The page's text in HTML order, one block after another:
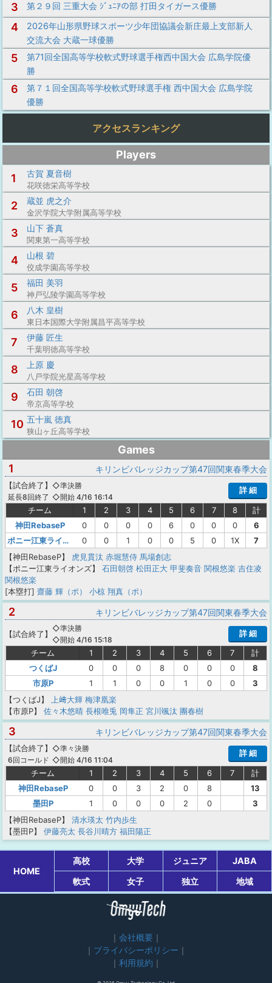
3 第２９回 三重大会 ｼﾞｭﾆｱの部 打田タイガース優勝
4
2026年山形県野球スポーツ少年団協議会新庄最上支部新人
交流大会 大蔵一球優勝
5
第71回全国高等学校軟式野球選手権西中国大会 広島学院優
勝
6
第７１回全国高等学校軟式野球選手権 西中国大会 広島学院
優勝
アクセスランキング
Players
1
古賀 夏音樹
花咲徳栄高等学校
2 蔵並 虎之介
金沢学院大学附属高等学校
3 山下 蒼真
関東第一高等学校
4 山根 碧
佼成学園高等学校
5 福田 美羽
神戸弘陵学園高等学校
6 八木 皇樹
東日本国際大学附属昌平高等学校
7 伊藤 匠生
千葉明徳高等学校
8 上原 慶
八戸学院光星高等学校
9 石田 朝啓
帝京高等学校
10 五十嵐 徳真
狭山ヶ丘高等学校
Games
1
キリンビバレッジカップ第47回関東春季大会
【試合終了 】
延長8回終了
◇準決勝
◇開始 4/16 16:14
詳 細
チーム 1 2 3 4 5 6 7 8
計
神田RebaseP
0 0 0 0 6 0 0 0
6
ポニー江東ライオンズ
0 0 1 0 0 5 0 1X
7
【神田RebaseP】
虎見貫汰 赤堀慧侍 馬場創志
【ポニー江東ライオンズ】
石田朝啓 松田正大 甲斐奏音 関根悠楽 吉住凌
関根悠楽
[本塁打] 齋藤 輝（ポ） 小椋 翔真（ポ）
2 キリンビバレッジカップ第47回関東春季大会
【試合終了 】
◇準決勝
◇開始 4/16 15:18
詳 細
チーム 1 2 3 4 5 6 7
計
つくばJ
0 0 0 8 0 0 0
8
市原P
1 1 0 0 1 0 0
3
【つくばJ】
上﨑大輝 梅津凰楽
【市原P】
佐々木悠晴 長根唯兎 岡隼正 宮川颯汰 團春樹
3 キリンビバレッジカップ第47回関東春季大会
【試合終了 】
6回コールド
◇準々決勝
◇開始 4/16 11:04
詳 細
チーム 1 2 3 4 5 6 7
計
神田RebaseP
0 0 3 2 0 8
13
墨田P
1 0 0 0 2 0
3
【神田RebaseP】
清水瑛太 竹内歩生
【墨田P】
伊藤亮太 長谷川晴方 福田陽正
HOME
高校 大学 ジュニア
JABA
軟式
女子 独立 地域
会社概要
プライバシーポリシー
利用規約